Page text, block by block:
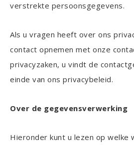
verstrekte persoonsgegevens.
Als u vragen heeft over ons
contact opnemen met onze
privacyzaken, u vindt de
einde van ons privacybeleid.
Over de gegevensverwerking
Hieronder kunt u lezen op welke